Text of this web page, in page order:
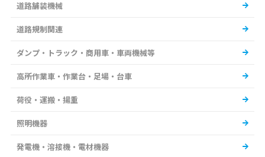
道路舗装機械
道路規制関連
ダンプ・トラック・商用車・車両機械等
高所作業車・作業台・足場・台車
荷役・運搬・揚重
照明機器
発電機・溶接機・電材機器